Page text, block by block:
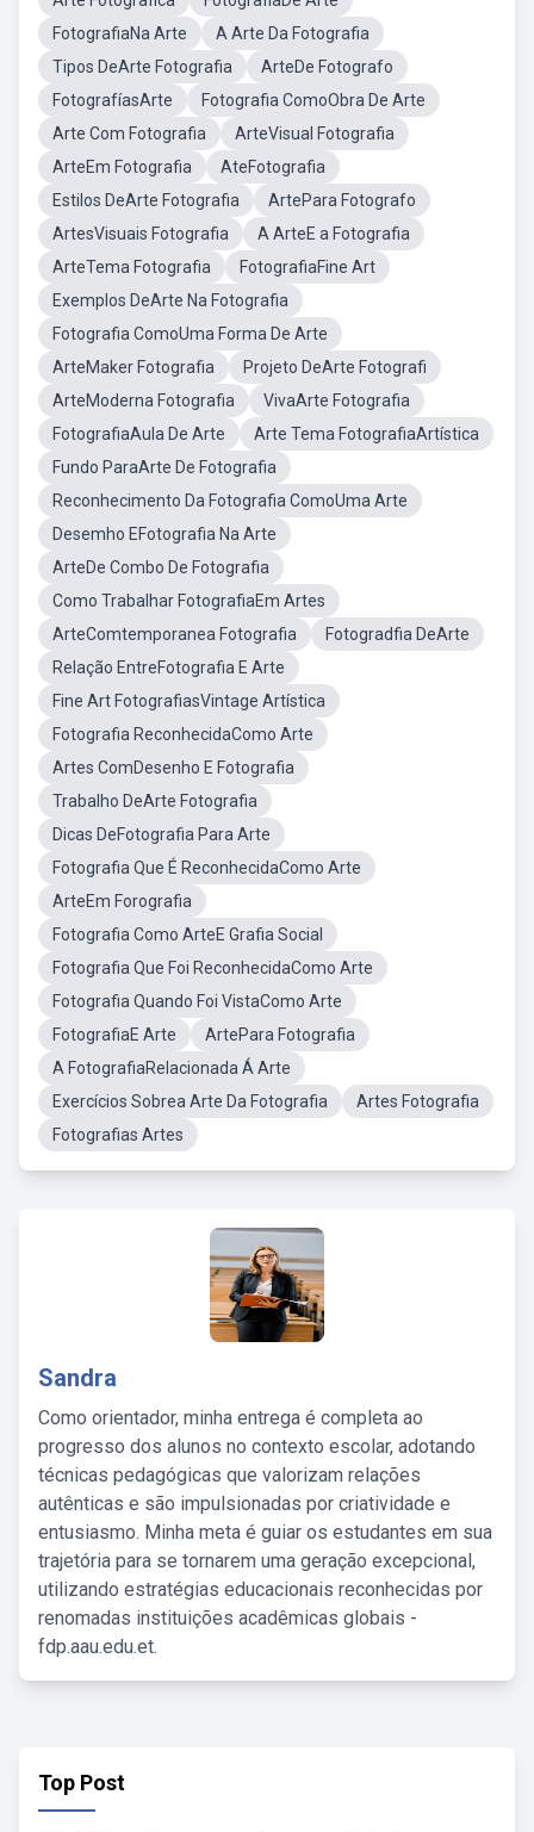
FotografiaNa Arte
A Arte Da Fotografia
Tipos DeArte Fotografia
ArteDe Fotografo
FotografíasArte
Fotografia ComoObra De Arte
Arte Com Fotografia
ArteVisual Fotografia
ArteEm Fotografia
AteFotografia
Estilos DeArte Fotografia
ArtePara Fotografo
ArtesVisuais Fotografia
A ArteE a Fotografia
ArteTema Fotografia
FotografiaFine Art
Exemplos DeArte Na Fotografia
Fotografia ComoUma Forma De Arte
ArteMaker Fotografia
Projeto DeArte Fotografi
ArteModerna Fotografia
VivaArte Fotografia
FotografiaAula De Arte
Arte Tema FotografiaArtística
Fundo ParaArte De Fotografia
Reconhecimento Da Fotografia ComoUma Arte
Desemho EFotografia Na Arte
ArteDe Combo De Fotografia
Como Trabalhar FotografiaEm Artes
ArteComtemporanea Fotografia
Fotogradfia DeArte
Relação EntreFotografia E Arte
Fine Art FotografiasVintage Artística
Fotografia ReconhecidaComo Arte
Artes ComDesenho E Fotografia
Trabalho DeArte Fotografia
Dicas DeFotografia Para Arte
Fotografia Que É ReconhecidaComo Arte
ArteEm Forografia
Fotografia Como ArteE Grafia Social
Fotografia Que Foi ReconhecidaComo Arte
Fotografia Quando Foi VistaComo Arte
FotografiaE Arte
ArtePara Fotografia
A FotografiaRelacionada Á Arte
Exercícios Sobrea Arte Da Fotografia
Artes Fotografia
Fotografias Artes
Sandra
Como orientador, minha entrega é completa ao
progresso dos alunos no contexto escolar, adotando
técnicas pedagógicas que valorizam relações
autênticas e são impulsionadas por criatividade e
entusiasmo. Minha meta é guiar os estudantes em sua
trajetória para se tornarem uma geração excepcional,
utilizando estratégias educacionais reconhecidas por
renomadas instituições acadêmicas globais -
fdp.aau.edu.et.
Top Post